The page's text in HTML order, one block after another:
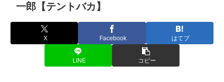
一郎【テントバカ】
X Facebook はてブ
LINE コピー